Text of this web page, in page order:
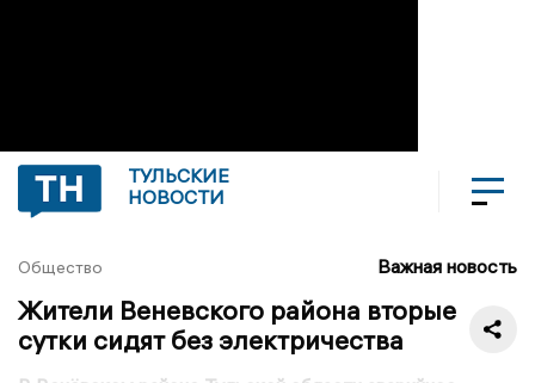
ТУЛЬСКИЕ
НОВОСТИ
Общество Важная новость
Жители Веневского района вторые
сутки сидят без электричества